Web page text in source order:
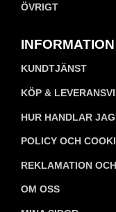
ÖVRIGT
INFORMATION
KUNDTJÄNST
KÖP &
HUR HANDLAR
POLICY OCH
REKLAMATION
OM OSS